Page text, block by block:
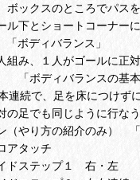
クスのところでパスを
トコーナーに
ディバランス」
ールに正対して立
ィバランスの基本
床につけずに
じように行なう
り方の紹介のみ） 「
チ
プ１ 右・左